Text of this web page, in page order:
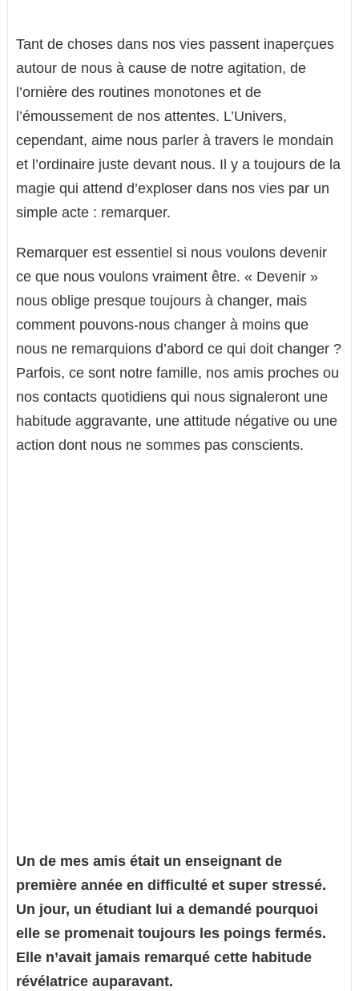
Tant de choses dans nos vies passent inaperçues
autour de nous à cause de notre agitation, de
l’ornière des routines monotones et de
l’émoussement de nos attentes. L’Univers,
cependant, aime nous parler à travers le mondain
et l’ordinaire juste devant nous. Il y a toujours de la
magie qui attend d’exploser dans nos vies par un
simple acte : remarquer.
Remarquer est essentiel si nous voulons devenir
ce que nous voulons vraiment être. « Devenir »
nous oblige presque toujours à changer, mais
comment pouvons-nous changer à moins que
nous ne remarquions d’abord ce qui doit changer ?
Parfois, ce sont notre famille, nos amis proches ou
nos contacts quotidiens qui nous signaleront une
habitude aggravante, une attitude négative ou une
action dont nous ne sommes pas conscients.
Un de mes amis était un enseignant de
première année en difficulté et super stressé.
Un jour, un étudiant lui a demandé pourquoi
elle se promenait toujours les poings fermés.
Elle n’avait jamais remarqué cette habitude
révélatrice auparavant.